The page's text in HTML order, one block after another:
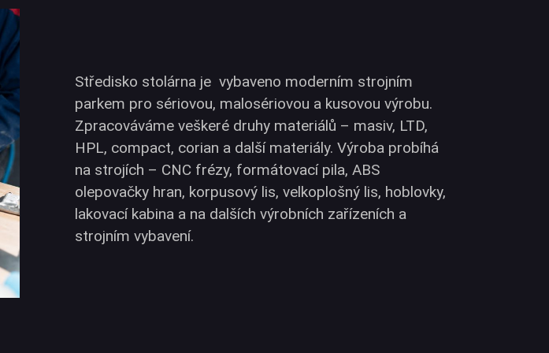
Středisko stolárna je vybaveno moderním strojním
parkem pro sériovou, malosériovou a kusovou výrobu.
Zpracováváme veškeré druhy materiálů – masiv, LTD,
HPL, compact, corian a další materiály. Výroba probíhá
na strojích – CNC frézy, formátovací pila, ABS
olepovačky hran, korpusový lis, velkoplošný lis, hoblovky,
lakovací kabina a na dalších výrobních zařízeních a
strojním vybavení.